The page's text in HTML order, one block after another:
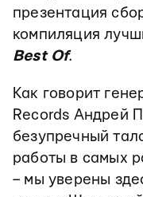
презентация
компиляция
Best Of.
Как говорит
Records Андрей
безупречный
работы в самых
– мы уверены